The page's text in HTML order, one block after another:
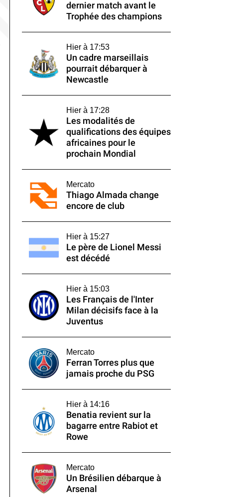
dernier match avant le
Trophée des champions
Hier à 17:53
Un cadre marseillais
pourrait débarquer à
Newcastle
Hier à 17:28
Les modalités de
qualifications des équipes
africaines pour le
prochain Mondial
Mercato
Thiago Almada change
encore de club
Hier à 15:27
Le père de Lionel Messi
est décédé
Hier à 15:03
Les Français de l'Inter
Milan décisifs face à la
Juventus
Mercato
Ferran Torres plus que
jamais proche du PSG
Hier à 14:16
Benatia revient sur la
bagarre entre Rabiot et
Rowe
Mercato
Un Brésilien débarque à
Arsenal